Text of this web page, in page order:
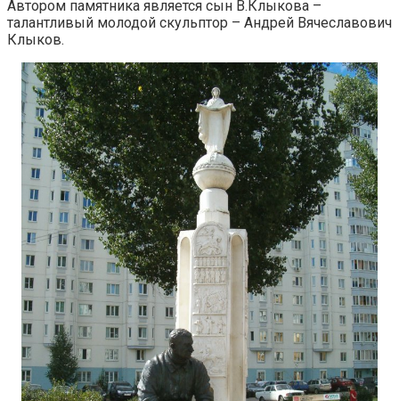
Автором памятника является сын В.Клыкова –
талантливый молодой скульптор – Андрей Вячеславович
Клыков.